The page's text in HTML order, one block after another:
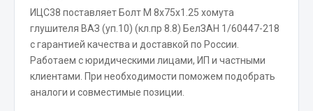
Показать ещё
Весь раздел
Запчасти Урал
ИЦС38 поставляет Болт М 8х75х1.25 хомута
глушителя ВАЗ (уп.10) (кл.пр 8.8) БелЗАН 1/60447-218
с гарантией качества и доставкой по России.
Работаем с юридическими лицами, ИП и частными
клиентами. При необходимости поможем подобрать
аналоги и совместимые позиции.